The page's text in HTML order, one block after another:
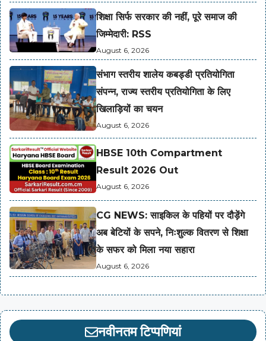
शिक्षा सिर्फ सरकार की नहीं, पूरे समाज की
जिम्मेदारी: RSS
August 6, 2026
संभाग स्तरीय शालेय कबड्डी प्रतियोगिता
संपन्न, राज्य स्तरीय प्रतियोगिता के लिए
खिलाड़ियों का चयन
August 6, 2026
HBSE 10th Compartment
Result 2026 Out
August 6, 2026
CG NEWS: साइकिल के पहियों पर दौड़ेंगे
अब बेटियों के सपने, निःशुल्क वितरण से शिक्षा
के सफर को मिला नया सहारा
August 6, 2026
नवीनतम टिप्पणियां